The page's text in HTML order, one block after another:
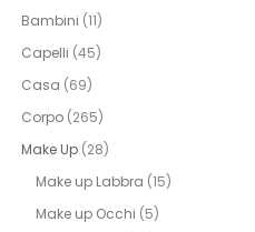
Bambini (11)
Capelli (45)
Casa (69)
Corpo (265)
Make Up (28)
Make up Labbra (15)
Make up Occhi (5)